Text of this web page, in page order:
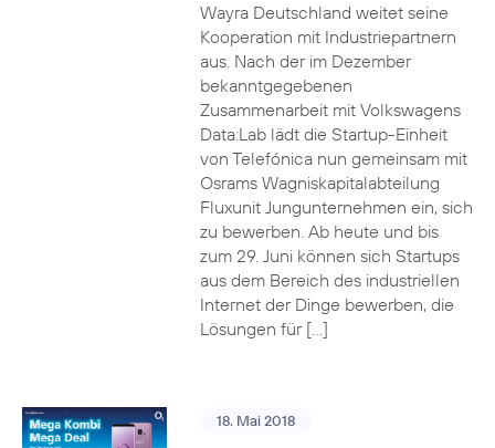
Wayra Deutschland weitet seine
Kooperation mit Industriepartnern
aus. Nach der im Dezember
bekanntgegebenen
Zusammenarbeit mit Volkswagens
Data:Lab lädt die Startup-Einheit
von Telefónica nun gemeinsam mit
Osrams Wagniskapitalabteilung
Fluxunit Jungunternehmen ein, sich
zu bewerben. Ab heute und bis
zum 29. Juni können sich Startups
aus dem Bereich des industriellen
Internet der Dinge bewerben, die
Lösungen für […]
18. Mai 2018